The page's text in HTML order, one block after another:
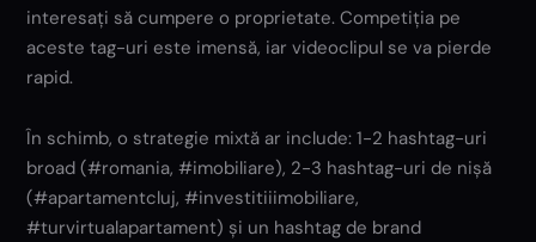
interesați să cumpere o proprietate. Competiția pe
aceste tag-uri este imensă, iar videoclipul se va pierde
rapid.
În schimb, o strategie mixtă ar include: 1-2 hashtag-uri
broad (#romania, #imobiliare), 2-3 hashtag-uri de nișă
(#apartamentcluj, #investitiiimobiliare,
#turvirtualapartament) și un hashtag de brand